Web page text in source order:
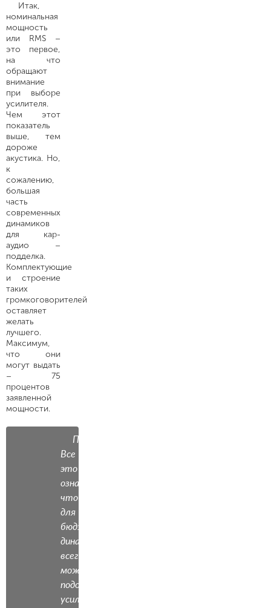
Итак,
номинальная
мощность
или RMS –
это первое,
на что
обращают
внимание
при выборе
усилителя.
Чем этот
показатель
выше, тем
дороже
акустика. Но,
к
сожалению,
большая
часть
современных
динамиков
для кар-
аудио –
подделка.
Комплектующие
и строение
таких
громкоговорителей
оставляет
желать
лучшего.
Максимум,
что они
могут выдать
– 75
процентов
заявленной
мощности.
Примечание.
Все
это
означает,
что
для
бюджетных
динамиков
всегда
можно
подобрать
усилитель